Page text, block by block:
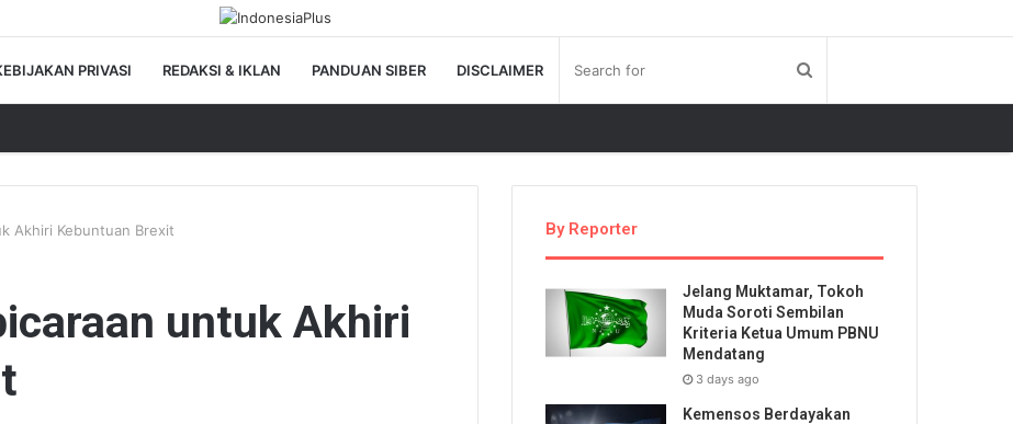
PRIVASI REDAKSI & IKLAN PANDUAN SIBER DISCLAIMER
Akhiri Kebuntuan Brexit
untuk Akhiri
By Reporter
Jelang Muktamar, Tokoh
Muda Soroti Sembilan
Kriteria Ketua Umum PBNU
Mendatang
3 days ago
Kemensos Berdayakan